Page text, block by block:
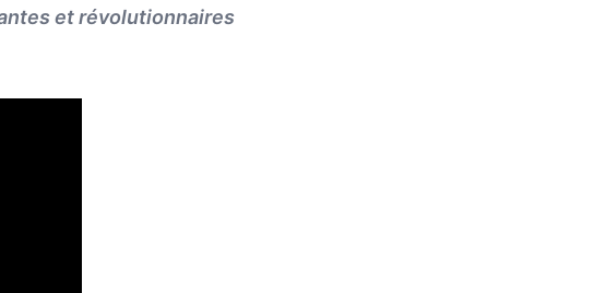
et révolutionnaires